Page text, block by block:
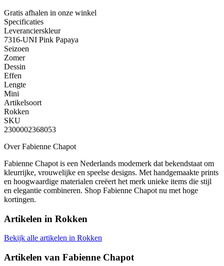
Gratis afhalen in onze winkel
Specificaties
Leverancierskleur
7316-UNI Pink Papaya
Seizoen
Zomer
Dessin
Effen
Lengte
Mini
Artikelsoort
Rokken
SKU
2300002368053
Over Fabienne Chapot
Fabienne Chapot is een Nederlands modemerk dat bekendstaat om
kleurrijke, vrouwelijke en speelse designs. Met handgemaakte prints
en hoogwaardige materialen creëert het merk unieke items die stijl
en elegantie combineren. Shop Fabienne Chapot nu met hoge
kortingen.
Artikelen in Rokken
Bekijk alle artikelen in Rokken
Artikelen van Fabienne Chapot